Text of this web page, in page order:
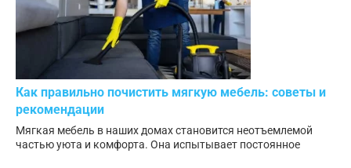
Как правильно почистить мягкую мебель: советы и
рекомендации
Мягкая мебель в наших домах становится неотъемлемой
частью уюта и комфорта. Она испытывает постоянное